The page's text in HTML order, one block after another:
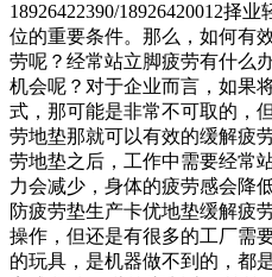
18926422390/18926420012择
位的重要条件。那么，如何有
劳呢？经常站立脚疲劳有什么
机会呢？对于企业而言，如果
式，那可能是非常不可取的，
劳地垫那就可以有效的缓解疲
劳地垫之后，工作中需要经常
力会减少，身体的疲劳感会降
防疲劳垫生产卡优地垫缓解疲
操作，但还是有很多的工厂需
的玩具，是机器做不到的，都